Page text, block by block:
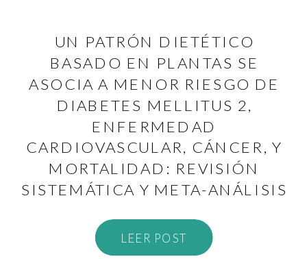
UN PATRÓN DIETÉTICO
BASADO EN PLANTAS SE
ASOCIA A MENOR RIESGO DE
DIABETES MELLITUS 2,
ENFERMEDAD
CARDIOVASCULAR, CÁNCER, Y
MORTALIDAD: REVISIÓN
SISTEMÁTICA Y META-ANÁLISIS
LEER POST